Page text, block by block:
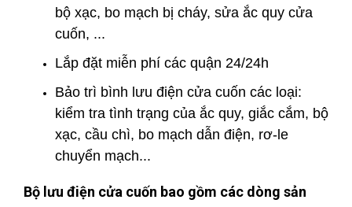
bộ xạc, bo mạch bị cháy, sửa ắc quy cửa
cuốn, ...
Lắp đặt miễn phí các quận 24/24h
Bảo trì bình lưu điện cửa cuốn các loại:
kiểm tra tình trạng của ắc quy, giắc cắm, bộ
xạc, cầu chì, bo mạch dẫn điện, rơ-le
chuyển mạch...
Bộ lưu điện cửa cuốn bao gồm các dòng sản